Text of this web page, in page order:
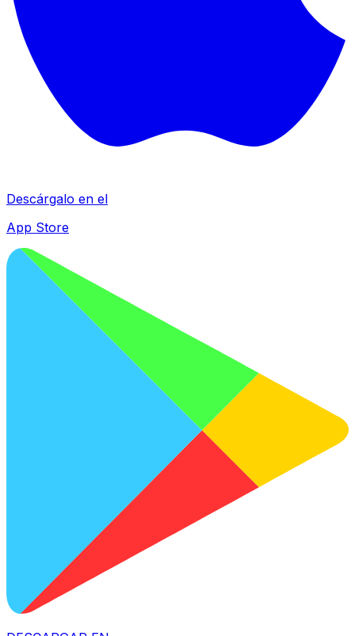
Descárgalo en el
App Store